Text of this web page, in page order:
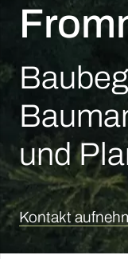
und
Kontakt